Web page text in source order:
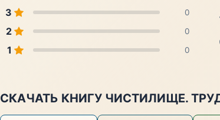
3 0
2 0
1 0
СКАЧАТЬ КНИГУ ЧИСТИЛИЩЕ.